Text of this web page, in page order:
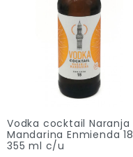
Vodka cocktail Naranja
Mandarina Enmienda 18
355 ml c/u